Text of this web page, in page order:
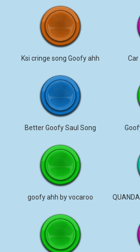
Ksi cringe song Goofy ahh
Better Goofy Saul Song
goofy ahh by vocaroo